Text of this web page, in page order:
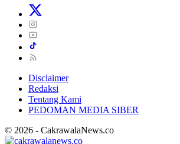
Disclaimer
Redaksi
Tentang Kami
PEDOMAN MEDIA SIBER
© 2026 - CakrawalaNews.co